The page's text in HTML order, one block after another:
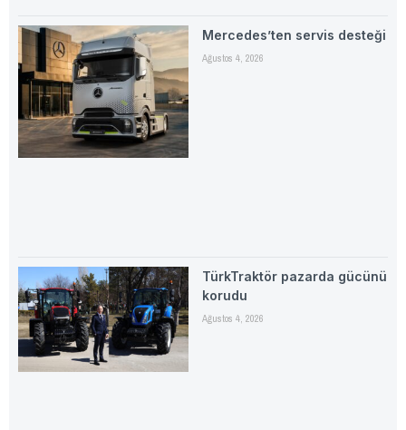
Mercedes’ten servis desteği
Ağustos 4, 2026
TürkTraktör pazarda gücünü
korudu
Ağustos 4, 2026